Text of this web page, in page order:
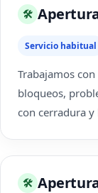
🛠
Servicio habitual
Trabajamos
bloqueos,
con cerradura
🛠